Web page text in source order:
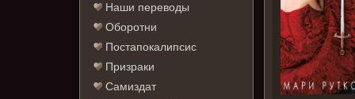
Наши переводы
Оборотни
Постапокалипсис
Призраки
Самиздат